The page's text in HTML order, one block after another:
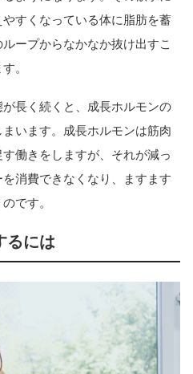
すくなっている体に脂肪を蓄
ープからなかなか抜け出すこ
。
長く続くと、成長ホルモンの
います。成長ホルモンは筋肉
働きをしますが、それが減っ
消費できなくなり、ますます
です。
るには